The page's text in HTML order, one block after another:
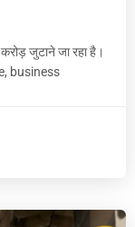
जुटाने जा रहा है।
business